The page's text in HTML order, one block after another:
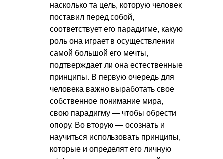
насколько та цель, которую человек
поставил перед собой,
соответствует его парадигме, какую
роль она играет в осуществлении
самой большой его мечты,
подтверждает ли она естественные
принципы. В первую очередь для
человека важно выработать свое
собственное понимание мира,
свою парадигму — чтобы обрести
опору. Во вторую — осознать и
научиться использовать принципы,
которые и определят его личную